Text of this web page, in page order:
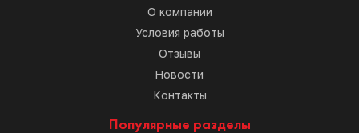
О компании
Условия работы
Отзывы
Новости
Контакты
Популярные разделы